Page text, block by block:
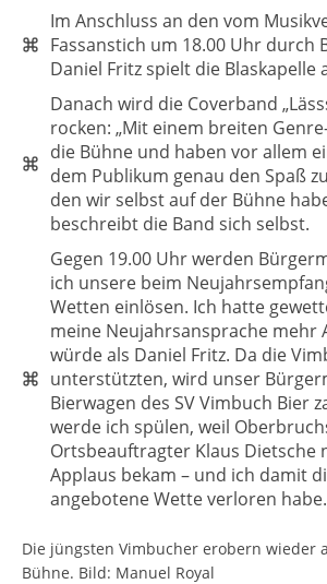
Im Anschluss an den vom
Fassanstich um 18.00 Uhr durch
Daniel Fritz spielt die Blaskapelle
Danach wird die Coverband
rocken: „Mit einem breiten
die Bühne und haben vor allem
dem Publikum genau den Spaß
den wir selbst auf der Bühne
beschreibt die Band sich selbst.
Gegen 19.00 Uhr werden
ich unsere beim
Wetten einlösen. Ich hatte
meine Neujahrsansprache mehr
würde als Daniel Fritz. Da die
unterstützten, wird unser
Bierwagen des SV Vimbuch Bier
werde ich spülen, weil
Ortsbeauftragter Klaus Dietsche
Applaus bekam – und ich damit
angebotene Wette verloren habe.
Die jüngsten Vimbucher erobern wieder
Bühne. Bild: Manuel Royal